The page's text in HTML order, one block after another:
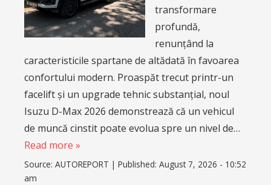
transformare
profundă,
renunțând la
caracteristicile spartane de altădată în favoarea
confortului modern. Proaspăt trecut printr-un
facelift și un upgrade tehnic substanțial, noul
Isuzu D-Max 2026 demonstrează că un vehicul
de muncă cinstit poate evolua spre un nivel de…
Read more »
Source: AUTOREPORT | Published: August 7, 2026 - 10:52
am